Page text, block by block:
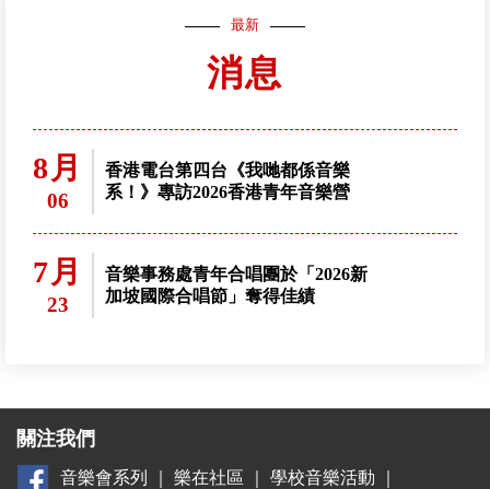
最新
消息
8月
06
香港電台第四台《我哋都係音樂
系！》專訪2026香港青年音樂營
7月
23
音樂事務處青年合唱團於「2026新
加坡國際合唱節」奪得佳績
關注我們
音樂會系列 樂在社區 學校音樂活動